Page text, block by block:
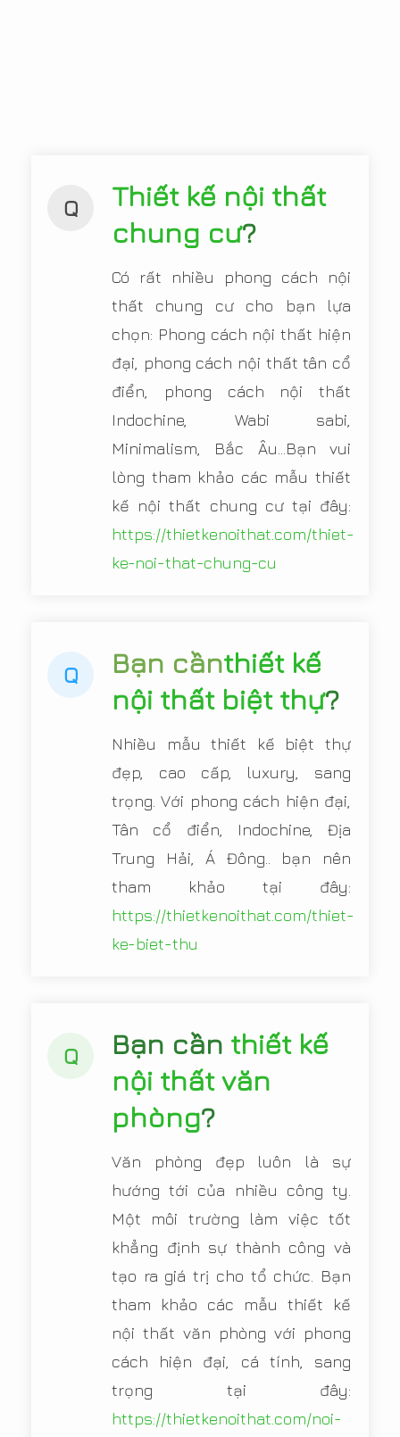
Q
Thiết kế nội thất
chung cư?
Có rất nhiều phong cách nội
thất chung cư cho bạn lựa
chọn: Phong cách nội thất hiện
đại, phong cách nội thất tân cổ
điển, phong cách nội thất
Indochine, Wabi sabi,
Minimalism, Bắc Âu...Bạn vui
lòng tham khảo các mẫu thiết
kế nội thất chung cư tại đây:
https://thietkenoithat.com/thiet-
ke-noi-that-chung-cu
Q Bạn cầnthiết kế
nội thất biệt thự?
Nhiều mẫu thiết kế biệt thự
đẹp, cao cấp, luxury, sang
trọng. Với phong cách hiện đại,
Tân cổ điển, Indochine, Địa
Trung Hải, Á Đông.. bạn nên
tham khảo tại đây:
https://thietkenoithat.com/thiet-
ke-biet-thu
Q Bạn cần thiết kế
nội thất văn
phòng?
Văn phòng đẹp luôn là sự
hướng tới của nhiều công ty.
Một môi trường làm việc tốt
khẳng định sự thành công và
tạo ra giá trị cho tổ chức. Bạn
tham khảo các mẫu thiết kế
nội thất văn phòng với phong
cách hiện đại, cá tính, sang
trọng tại đây:
https://thietkenoithat.com/noi-